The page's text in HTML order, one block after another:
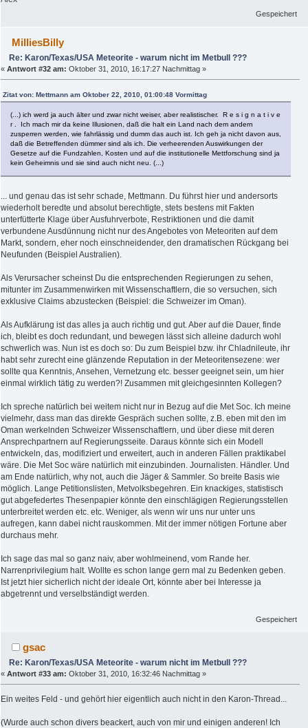
Gespeichert
MilliesBilly
Re: Karon/Texas/USA Meteorite - warum nicht im Metbull ???
« Antwort #32 am: Oktober 31, 2010, 16:17:27 Nachmittag »
Zitat von: Mettmann am Oktober 22, 2010, 01:00:48 Vormittag
(...) ich werd ja auch älter und zwar nicht weiser, aber realistischer. R e s i g n a t i v e
r . Ich mach mir da keine Illusionen, daß die halt ein Land nach dem andern
zusperren werden, wie fahrlässig und dumm das auch ist. Ich geh ja nicht davon aus,
daß die Betreffenden dümmer sind als ich. Die verheerenden Auswirkungen der
Gesetze auf die Fundzahlen, Kosten und auf die institutionelle Mettforschung sind ja
kein Geheimnis und sie sind auch nicht neu. (...)
... und genau das ist sehr schade, Mettmann. Du führst hier und andersorts
wiederholt beredte und absolut berechtigte, stets bestens mit Fakten
unterfütterte Klage über Ausfuhrverbote, Restriktionen und die damit
verbundene Ausdünnung nicht nur des Angebotes von Meteoriten auf dem
Markt, sondern, eher noch einschneidender, den dramatischen Rückgang bei
Neufunden (Beispiel Australien).
Als Verursacher scheinst Du die entsprechenden Regierungen zu sehen,
mitunter im Zusammenwirken mit Wissenschaftlern, die so versuchen, sich
exklusive Claims abzustecken (Beispiel: die Schweizer im Oman).
Als Aufklärung ist das alles ja auch richtig und gut. Aber auf die Dauer, finde
ich, bleibt es doch redundant, und bewegen lässt sich alleine dadurch wohl
schwerlich was. Nun ist es doch so: Du zum Beispiel bzw. ihr Chladnileute, ihr
habt sehr zurecht eine glänzende Reputation in der Meteoritensezene: wer
sollte qua Kenntnis, Ansehen, Vernetzung etc. besser geeignet sein, um hier
einmal wirklich tätig zu werden?! Zusammen mit gleichgesinnten Kollegen?
Ich spreche natürlich bei weitem nicht nur in Bezug auf die Met Soc. Ich meine
vielmehr, dass man das direkte Gespräch suchen sollte, z.B. eben mit den im
Oman werkelnden Schweizer Wissenschaftlern, und über diese mit deren
Ansprechpartnern auf Regierungsseite. Daraus könnte sich ein Modell
entwickeln, das, modifiziert und erweitert, auch in anderen Fällen praktikabel
wäre. Die Met Soc wäre natürlich mit einzubinden. Journalisten. Händler. Und
am Ende natürlich, why not, auch die Jäger & Sammler. So breite Basis wie
möglich. Lange Petitionslisten, Metvolksbegehren. Ein knackiges, statistisch
gut abgefedertes Thesenpapier könnte den einschlägigen Regierungsstellen
unterbreitet werden etc. etc. Weniger, als wenn wir uns nur unter uns
aufregen, kann dabei nicht rauskommen. Mit der immer nötigen Fortune aber
durchaus mehr.
Ich sage das mal so ganz naiv, aber wohlmeinend, vom Rande her.
Narrenprivilegium halt. Wollte es schon lange gern mal zu Bedenken geben.
Ist jetzt hier sicherlich nicht der ideale Ort, könnte aber bei Interesse ja
abgetrennt und verselbständigt werden.
Gespeichert
gsac
Re: Karon/Texas/USA Meteorite - warum nicht im Metbull ???
« Antwort #33 am: Oktober 31, 2010, 16:32:46 Nachmittag »
Ein weites Feld - und gehört hier eigentlich auch nicht in den Karon-Thread...
(Wurde auch schon divers beackert, auch von mir und einigen anderen! Ich